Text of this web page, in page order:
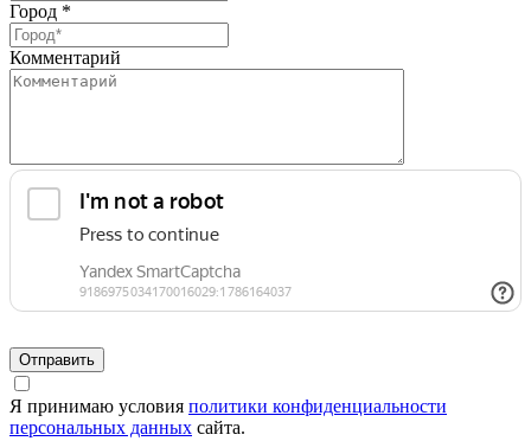
Город *
Комментарий
Я принимаю условия политики конфиденциальности
персональных данных сайта.